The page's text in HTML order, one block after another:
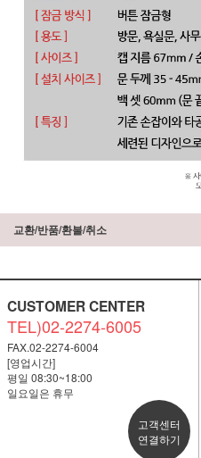
교환/반품/환불/취소
CUSTOMER CENTER
TEL)02-2274-6005
FAX.02-2274-6004
[영업시간]
평일 08:30~18:00
일요일은 휴무
고객센터
연결하기